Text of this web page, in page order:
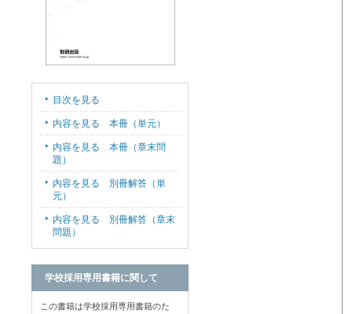
目次を見る
内容を見る 本冊（単元）
内容を見る 本冊（章末問
題）
内容を見る 別冊解答（単
元）
内容を見る 別冊解答（章末
問題）
学校採用専用書籍に関して
この書籍は学校採用専用書籍のた